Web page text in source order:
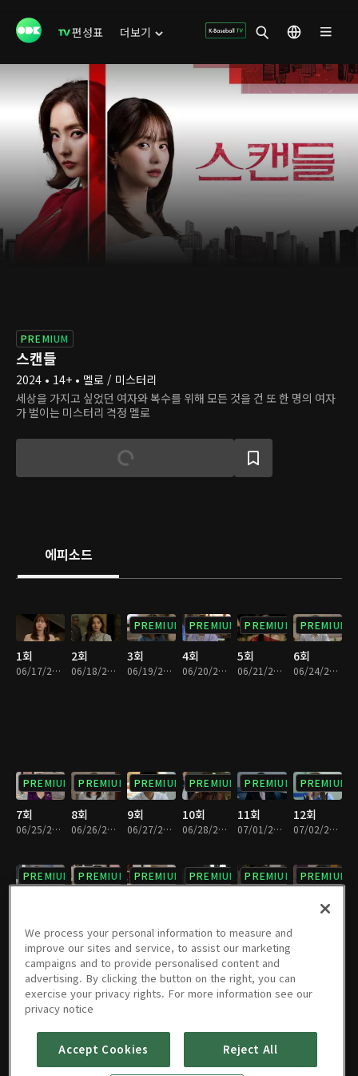
편성표 더보기
PREMIUM
스캔들
2024 • 14+ • 멜로 / 미스터리
세상을 가지고 싶었던 여자와 복수를 위해 모든 것을 건 또 한 명의 여자
가 벌이는 미스터리 격정 멜로
에피소드
1회
06/17/2024 • 34분
2회
06/18/2024 • 34분
PREMIUM
3회
06/19/2024 • 30분
PREMIUM
4회
06/20/2024 • 32분
PREMIUM
5회
06/21/2024 • 33분
PREMIUM
6회
06/24/2024 • 35분
PREMIUM
7회
06/25/2024 • 32분
PREMIUM
8회
06/26/2024 • 32분
PREMIUM
9회
06/27/2024 • 31분
PREMIUM
10회
06/28/2024 • 32분
PREMIUM
11회
07/01/2024 • 33분
PREMIUM
12회
07/02/2024 • 31분
PREMIUM PREMIUM PREMIUM PREMIUM PREMIUM PREMIUM
PREMIUM
19회
07/11/2024 • 32분
PREMIUM
20회
PREMIUM
21회
PREMIUM
22회
PREMIUM
23회 24회
PREMIUM PREMIUM
We process your personal information to measure and
improve our sites and service, to assist our marketing
campaigns and to provide personalised content and
advertising. By clicking the button on the right, you can
exercise your privacy rights. For more information see our
privacy notice
Accept Cookies Reject All